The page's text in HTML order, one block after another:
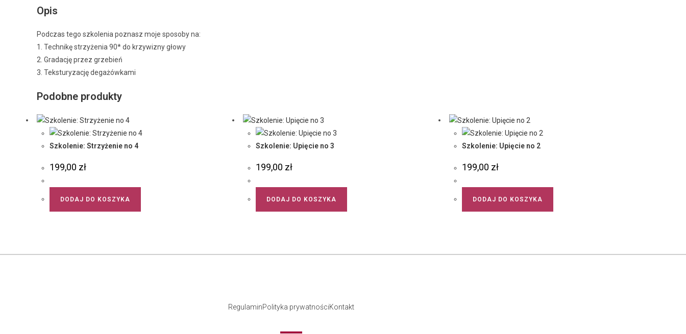
Opis
Podczas tego szkolenia poznasz moje sposoby na:
1. Technikę strzyżenia 90* do krzywizny głowy
2. Gradację przez grzebień
3. Teksturyzację degażówkami
Podobne produkty
Szkolenie: Strzyżenie no 4
199,00 zł
DODAJ DO KOSZYKA
Szkolenie: Upięcie no 3
199,00 zł
DODAJ DO KOSZYKA
Szkolenie: Upięcie no 2
199,00 zł
DODAJ DO KOSZYKA
RegulaminPolityka prywatnościKontakt